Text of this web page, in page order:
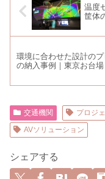
温度
筐体
環境に合わせた設計の
の納入事例｜東京お台
交通機関 プロジ
AVソリューション
シェアする